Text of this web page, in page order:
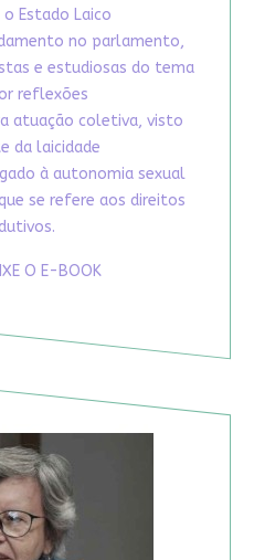
Estado Laico
no parlamento,
e estudiosas do tema
reflexões
atuação coletiva, visto
da laicidade
à autonomia sexual
se refere aos direitos
O E-BOOK